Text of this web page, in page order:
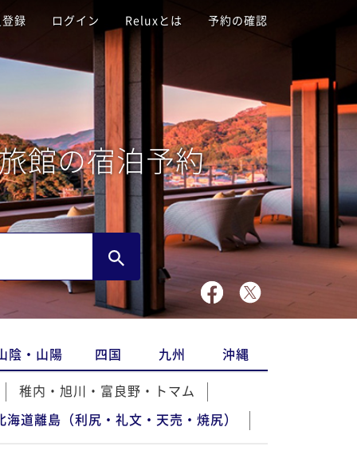
録 ログイン Reluxとは 予約の確認
館の宿泊予約
陰・山陽 四国 九州
沖縄
稚内・旭川・富良野・トマム
海道離島（利尻・礼文・天売・焼尻）